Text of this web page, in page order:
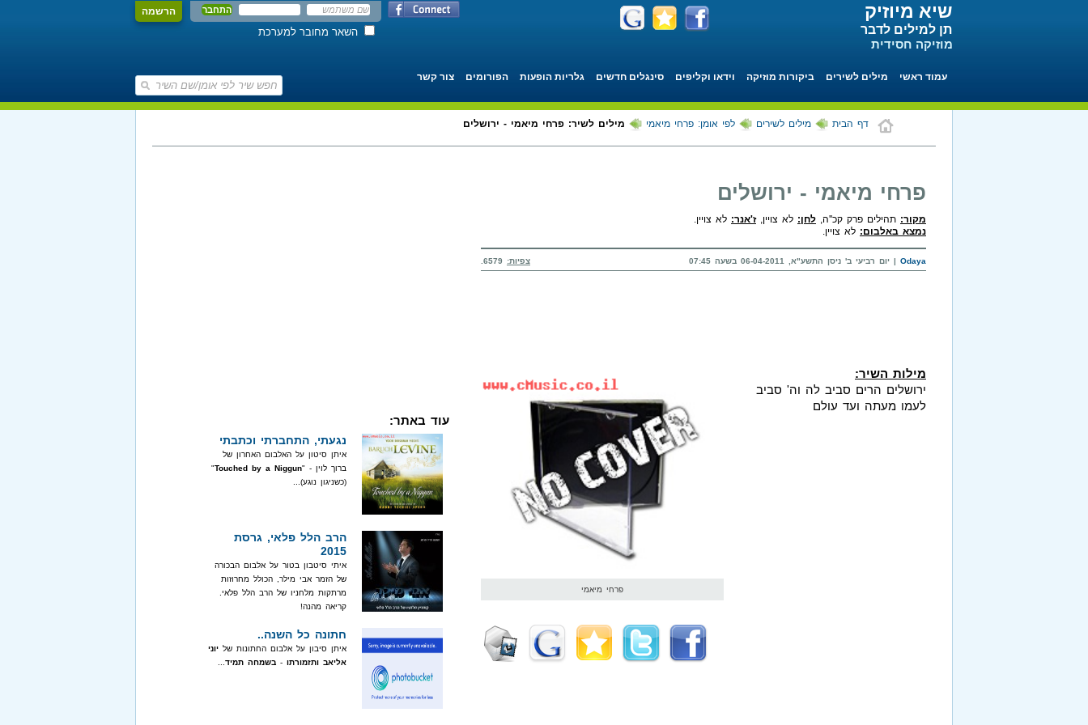
הרשמה
השאר מחובר למערכת
שיא מיוזיק
תן למילים לדבר
מוזיקה חסידית
עמוד ראשי מילים לשירים ביקורות מוזיקה וידאו וקליפים סינגלים חדשים גלריות הופעות הפורומים צור קשר
דף הבית מילים לשירים לפי אומן: פרחי מיאמי מילים לשיר: פרחי מיאמי - ירושלים
פרחי מיאמי - ירושלים
מקור: תהילים פרק קכ''ה, לחן: לא צויין,ז'אנר: לא צויין.
נמצא באלבום: לא צויין.
Odaya | יום רביעי ב' ניסן התשע"א, 06-04-2011 בשעה 07:45 צפיות:
פרחי מיאמי
מילות השיר:
ירושלים הרים סביב לה וה' סביב
לעמו מעתה ועד עולם
עוד באתר:
נגעתי, התחברתי וכתבתי
איתן סיטון על האלבום האחרון של
ברוך לוין - "Touched by a Niggun
"
(כשניגון נוגע)...
הרב הלל פלאי, גרסת
2015
איתי סיטבון בטור על אלבום הבכורה
של הזמר אבי מילר, הכולל מחרוזות
מרתקות מלחניו של הרב הלל פלאי.
קריאה מהנה!
חתונה כל השנה..
איתן סיבון על אלבום החתונות של יוני
אליאב ותזמורתו - בשמחה תמיד